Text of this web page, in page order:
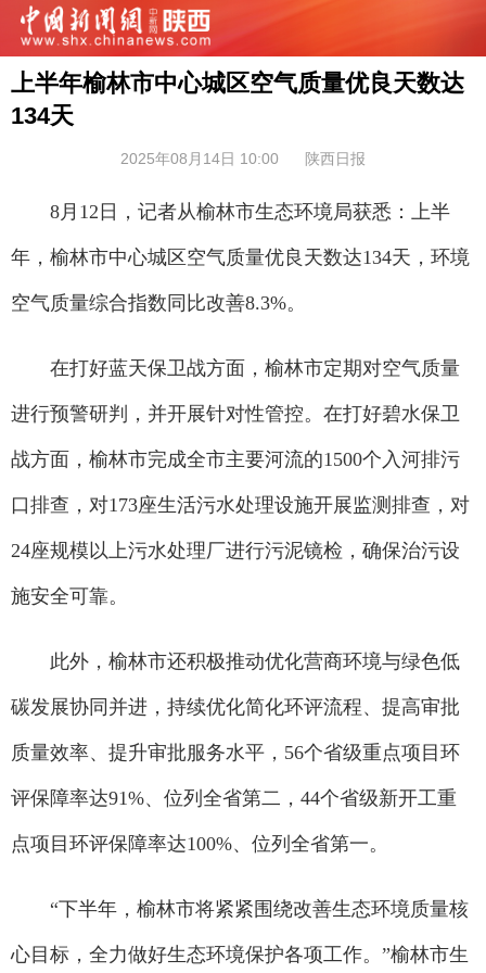
上半年榆林市中心城区空气质量优良天数达
134天
2025年08月14日 10:00 陕西日报
8月12日，记者从榆林市生态环境局获悉：上半
年，榆林市中心城区空气质量优良天数达134天，环境
空气质量综合指数同比改善8.3%。
在打好蓝天保卫战方面，榆林市定期对空气质量
进行预警研判，并开展针对性管控。在打好碧水保卫
战方面，榆林市完成全市主要河流的1500个入河排污
口排查，对173座生活污水处理设施开展监测排查，对
24座规模以上污水处理厂进行污泥镜检，确保治污设
施安全可靠。
此外，榆林市还积极推动优化营商环境与绿色低
碳发展协同并进，持续优化简化环评流程、提高审批
质量效率、提升审批服务水平，56个省级重点项目环
评保障率达91%、位列全省第二，44个省级新开工重
点项目环评保障率达100%、位列全省第一。
“下半年，榆林市将紧紧围绕改善生态环境质量核
心目标，全力做好生态环境保护各项工作。”榆林市生